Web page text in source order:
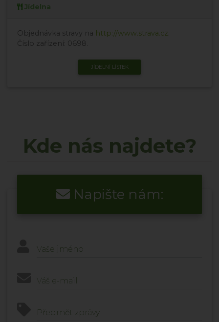
Jídelna
Objednávka stravy na http://www.strava.cz
Číslo zařízení: 0698.
JÍDELNÍ LÍSTEK
Kde nás najdete?
Napište nám:
Vaše jméno
Váš e-mail
Předmět zprávy